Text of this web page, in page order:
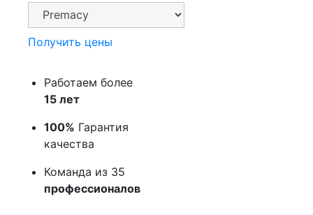
Получить цены
Работаем более
15 лет
100% Гарантия
качества
Команда из 35
профессионалов